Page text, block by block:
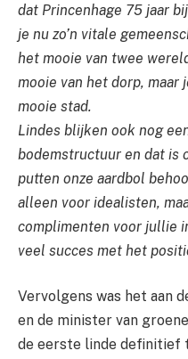
dat Princenhage 75 jaar
je nu zo’n vitale
het mooie van twee
mooie van het dorp,
mooie stad.
Lindes blijken ook nog
bodemstructuur en dat is
putten onze aardbol
alleen voor idealisten,
complimenten voor jullie
veel succes met het
Vervolgens was het aan
en de minister van
de eerste linde definitief